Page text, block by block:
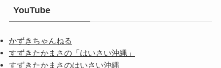
YouTube
かずきちゃんねる
すずきたかまさの「はいさい沖縄」
すずきたかまさのはいさい沖縄